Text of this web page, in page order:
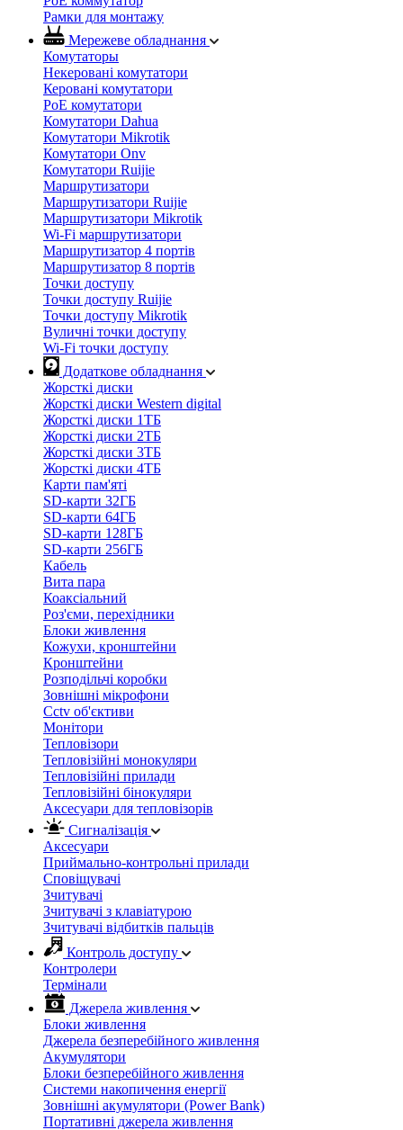
Рамки для монтажу
Мережеве обладнання
Комутаторы
Некеровані комутатори
Керовані комутатори
PoE комутатори
Комутатори Dahua
Комутатори Mikrotik
Комутатори Onv
Комутатори Ruijie
Маршрутизатори
Маршрутизатори Ruijie
Маршрутизатори Mikrotik
Wi-Fi маршрутизатори
Маршрутизатор 4 портів
Маршрутизатор 8 портів
Точки доступу
Точки доступу Ruijie
Точки доступу Mikrotik
Вуличні точки доступу
Wi-Fi точки доступу
Додаткове обладнання
Жорсткі диски
Жорсткі диски Western digital
Жорсткі диски 1ТБ
Жорсткі диски 2ТБ
Жорсткі диски 3ТБ
Жорсткі диски 4ТБ
Карти пам'яті
SD-карти 32ГБ
SD-карти 64ГБ
SD-карти 128ГБ
SD-карти 256ГБ
Кабель
Вита пара
Коаксіальний
Роз'єми, перехідники
Блоки живлення
Кожухи, кронштейни
Кронштейни
Розподільчі коробки
Зовнішні мікрофони
Cctv об'єктиви
Монітори
Тепловізори
Тепловізійні монокуляри
Тепловізійні прилади
Тепловізійні бінокуляри
Аксесуари для тепловізорів
Сигналізація
Аксесуари
Приймально-контрольні прилади
Сповіщувачі
Зчитувачі
Зчитувачі з клавіатурою
Зчитувачі відбитків пальців
Контроль доступу
Контролери
Термінали
Джерела живлення
Блоки живлення
Джерела безперебійного живлення
Акумулятори
Блоки безперебійного живлення
Системи накопичення енергії
Зовнішні акумулятори (Power Bank)
Портативні джерела живлення